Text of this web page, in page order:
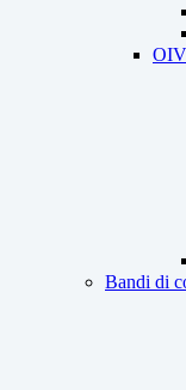
OIV
Bandi di